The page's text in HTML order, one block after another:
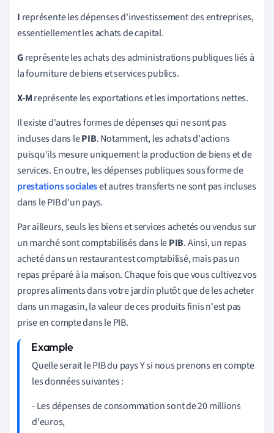
I représente les dépenses d'investissement des entreprises,
essentiellement les achats de capital.
Greprésente les achats des administrations publiques liés à
la fourniture de biens et services publics.
X-Mreprésente les exportations et les importations nettes.
Il existe d'autres formes de dépenses qui ne sont pas
incluses dans lePIB. Notamment, les achats d'actions
puisqu'ils mesure uniquement la production de biens et de
services. En outre, les dépenses publiques sous forme de
prestations socialeset autres transferts ne sont pas incluses
dans le PIB d'un pays.
Par ailleurs, seuls les biens et services achetés ou vendus sur
un marché sont comptabilisés dans lePIB. Ainsi, un repas
acheté dans un restaurant est comptabilisé, mais pas un
repas préparé à la maison. Chaque fois que vous cultivez vos
propres aliments dans votre jardin plutôt que de les acheter
dans un magasin, la valeur de ces produits finis n'est pas
prise en compte dans le PIB.
Quelle serait le PIB du pays Y si nous prenons en compte
les données suivantes :
- Les dépenses de consommation sont de 20 millions
d'euros,